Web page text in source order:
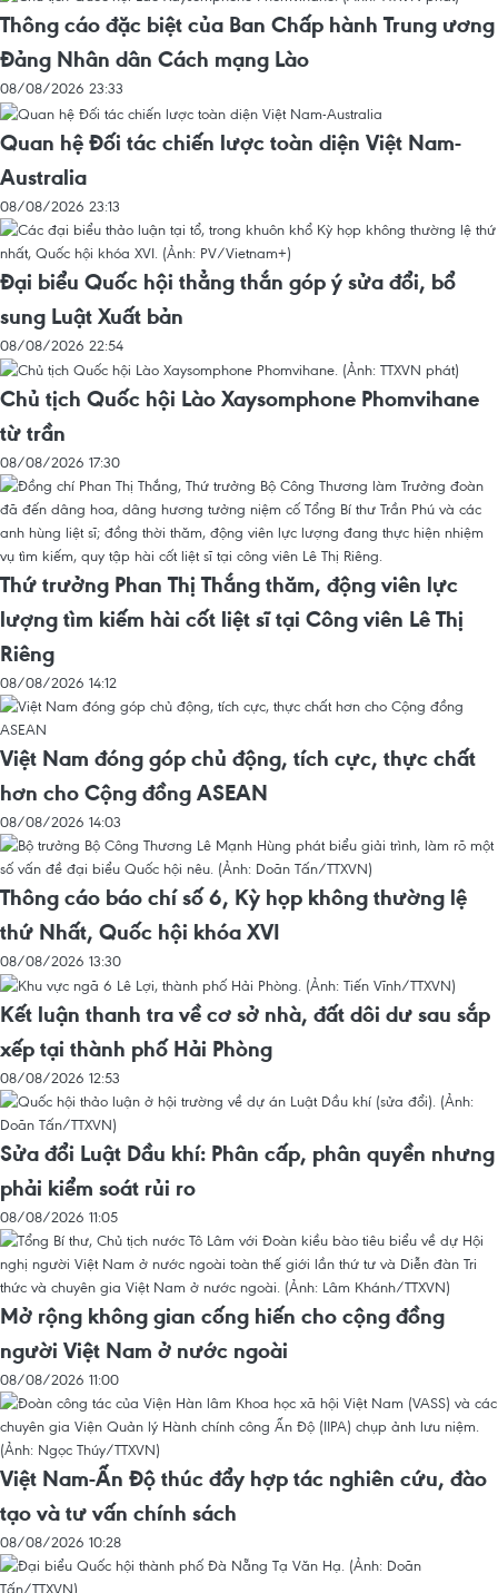
Thông cáo đặc biệt của Ban Chấp hành Trung ương
Đảng Nhân dân Cách mạng Lào
08/08/2026 23:33
Quan hệ Đối tác chiến lược toàn diện Việt Nam-
Australia
08/08/2026 23:13
Đại biểu Quốc hội thẳng thắn góp ý sửa đổi, bổ
sung Luật Xuất bản
08/08/2026 22:54
Chủ tịch Quốc hội Lào Xaysomphone Phomvihane
từ trần
08/08/2026 17:30
Thứ trưởng Phan Thị Thắng thăm, động viên lực
lượng tìm kiếm hài cốt liệt sĩ tại Công viên Lê Thị
Riêng
08/08/2026 14:12
Việt Nam đóng góp chủ động, tích cực, thực chất
hơn cho Cộng đồng ASEAN
08/08/2026 14:03
Thông cáo báo chí số 6, Kỳ họp không thường lệ
thứ Nhất, Quốc hội khóa XVI
08/08/2026 13:30
Kết luận thanh tra về cơ sở nhà, đất dôi dư sau sắp
xếp tại thành phố Hải Phòng
08/08/2026 12:53
Sửa đổi Luật Dầu khí: Phân cấp, phân quyền nhưng
phải kiểm soát rủi ro
08/08/2026 11:05
Mở rộng không gian cống hiến cho cộng đồng
người Việt Nam ở nước ngoài
08/08/2026 11:00
Việt Nam-Ấn Độ thúc đẩy hợp tác nghiên cứu, đào
tạo và tư vấn chính sách
08/08/2026 10:28